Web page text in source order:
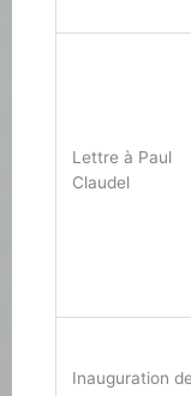
Lettre à Paul
Claudel
Inauguration